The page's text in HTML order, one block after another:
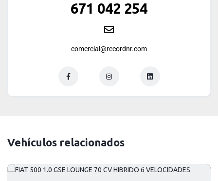
671 042 254
comercial@recordnr.com
Vehículos relacionados